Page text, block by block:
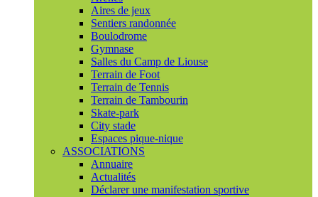
Aires de jeux
Sentiers randonnée
Boulodrome
Gymnase
Salles du Camp de Liouse
Terrain de Foot
Terrain de Tennis
Terrain de Tambourin
Skate-park
City stade
Espaces pique-nique
ASSOCIATIONS
Annuaire
Actualités
Déclarer une manifestation sportive